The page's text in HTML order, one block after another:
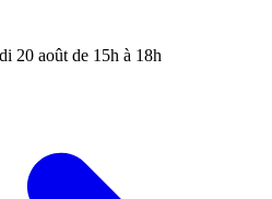
20 août de 15h à 18h